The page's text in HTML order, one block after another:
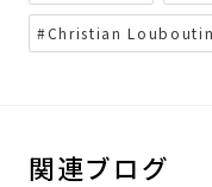
#Christian Louboutin
関連ブログ